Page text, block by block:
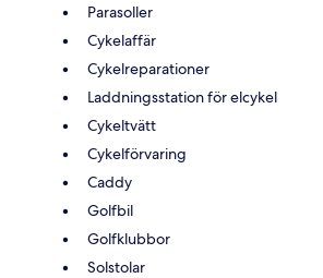
Parasoller
Cykelaffär
Cykelreparationer
Laddningsstation för elcykel
Cykeltvätt
Cykelförvaring
Caddy
Golfbil
Golfklubbor
Solstolar